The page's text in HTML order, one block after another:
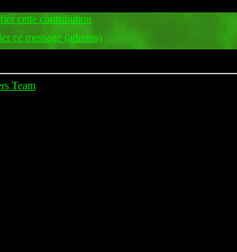
cette contribution
ce message (admins)
Team